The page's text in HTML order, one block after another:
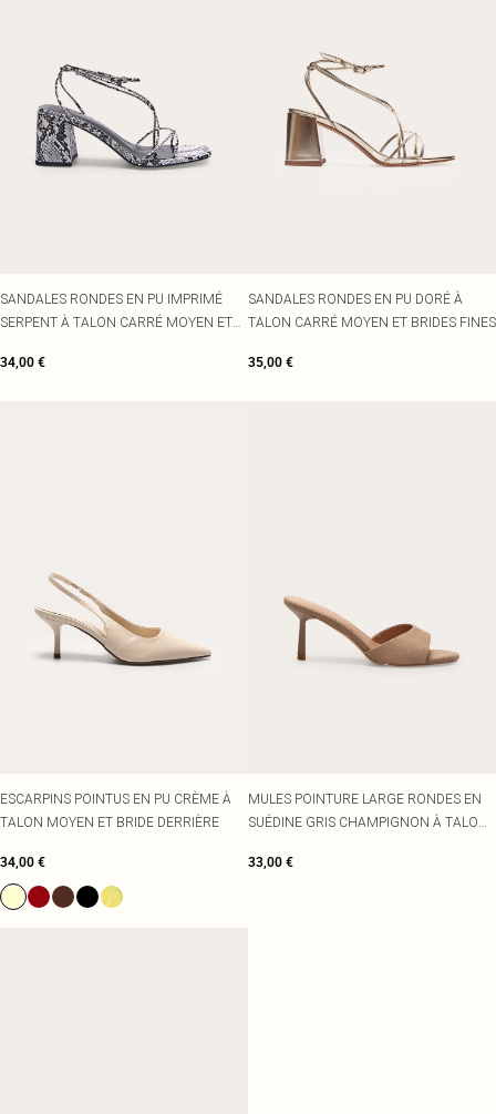
SANDALES RONDES EN PU IMPRIMÉ
SERPENT À TALON CARRÉ MOYEN ET
34,00 €
SANDALES RONDES EN PU DORÉ À
TALON CARRÉ MOYEN ET BRIDES FINES
35,00 €
ESCARPINS POINTUS EN PU CRÈME À
TALON MOYEN ET BRIDE DERRIÈRE
34,00 €
MULES POINTURE LARGE RONDES EN
SUÉDINE GRIS CHAMPIGNON À TALON
33,00 €